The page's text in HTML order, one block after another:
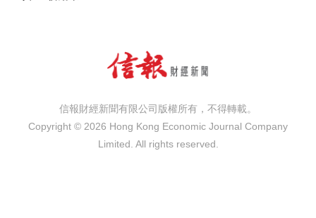
信報財經新聞有限公司版權所有，不得轉載。
Copyright © 2026 Hong Kong Economic Journal Company
Limited. All rights reserved.